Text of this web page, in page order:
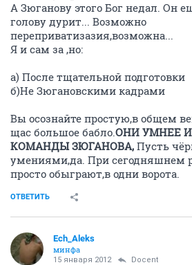
А Зюганову этого Бог недал. Он
голову дурит... Возможно
переприватизазия,возможна...
Я и сам за ,но:
а) После тщательной подготовки
б)Не Зюгановскими кадрами
Вы осознайте простую,в общем
щас большое бабло.ОНИ УМНЕЕ
КОМАНДЫ ЗЮГАНОВА, Пусть
умениями,да. При сегодняшнем
просто обыграют,в одни ворота.
ОТВЕТИТЬ
Ech_Aleks
минфа
15 января 2012 Docent